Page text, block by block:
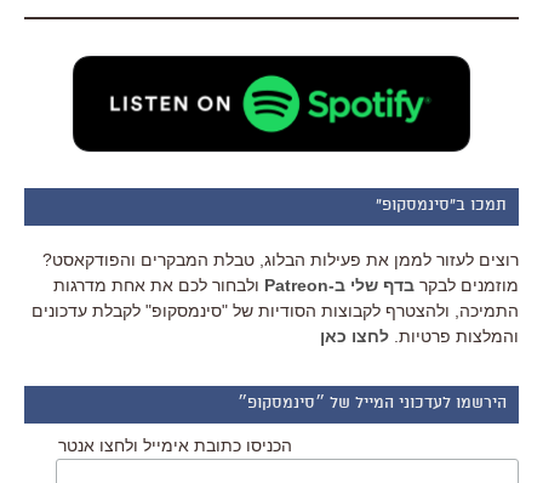
תמכו ב"סינמסקופ"
רוצים לעזור לממן את פעילות הבלוג, טבלת המבקרים והפודקאסט?
מוזמנים לבקר בדף שלי ב-Patreon
ולבחור לכם את אחת מדרגות
התמיכה, ולהצטרף לקבוצות הסודיות של "סינמסקופ" לקבלת עדכונים
והמלצות פרטיות. לחצו כאן
הירשמו לעדכוני המייל של ״סינמסקופ״
הכניסו כתובת אימייל ולחצו אנטר